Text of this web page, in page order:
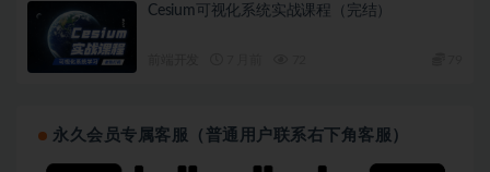
Cesium可视化系统实战课程（完结）
永久会员专属客服（普通用户联系右下角客服）